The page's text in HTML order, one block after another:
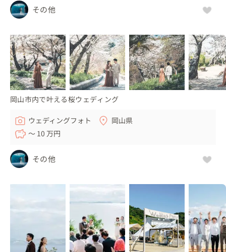
その他
岡山市内で叶える桜ウェディング
ウェディングフォト
岡山県
〜 10 万円
その他